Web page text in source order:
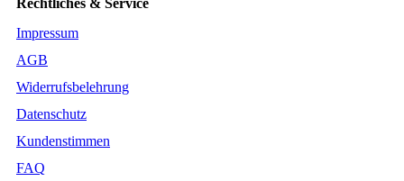
Impressum
AGB
Widerrufsbelehrung
Datenschutz
Kundenstimmen
FAQ